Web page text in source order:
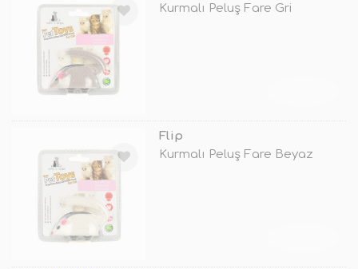
Kurmalı Peluş Fare Gri
Flip
Kurmalı Peluş Fare Beyaz